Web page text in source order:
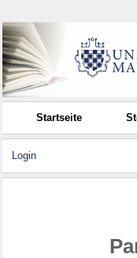
Startseite
Login